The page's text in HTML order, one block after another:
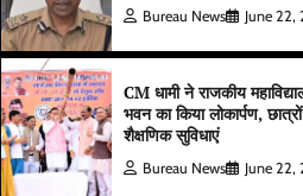
Bureau News June
CM धामी ने राजकीय
भवन का किया लोकार्पण,
शैक्षणिक सुविधाएं
Bureau News June